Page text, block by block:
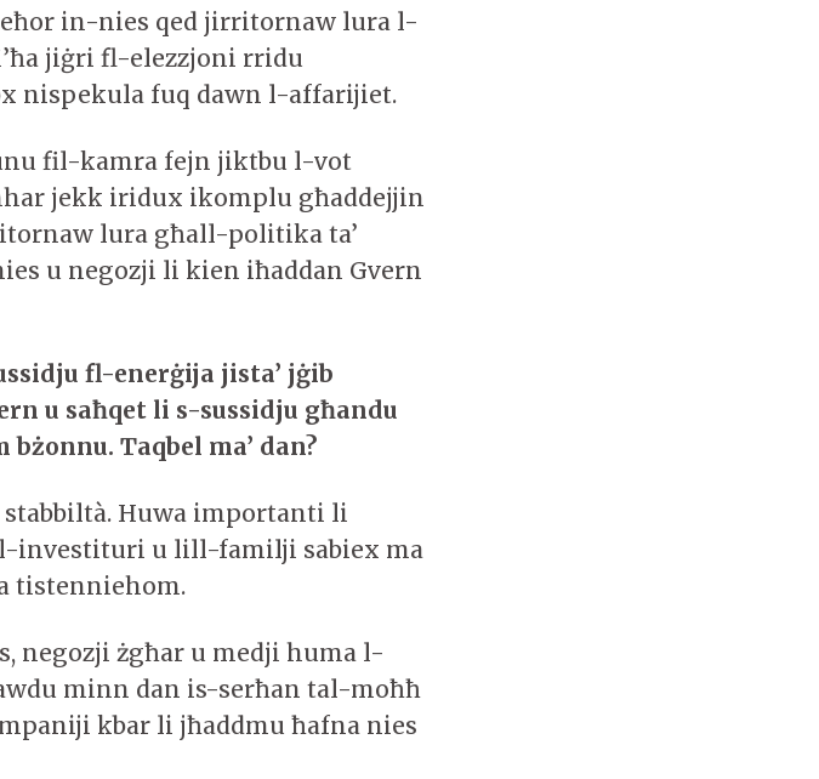
in-nies qed jirritornaw lura l-
jiġri fl-elezzjoni rridu
nispekula fuq dawn l-affarijiet.
fil-kamra fejn jiktbu l-vot
jekk iridux ikomplu għaddejjin
lura għall-politika ta’
u negozji li kien iħaddan Gvern
fl-enerġija jista’ jġib
u saħqet li s-sussidju għandu
Taqbel ma’ dan?
Huwa importanti li
investituri u lill-familji sabiex ma
tistenniehom.
negozji żgħar u medji huma l-
minn dan is-serħan tal-moħħ
kbar li jħaddmu ħafna nies